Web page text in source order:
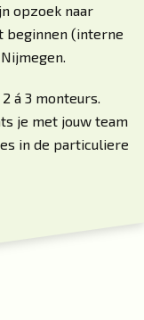
opzoek naar
beginnen (interne
á 3 monteurs.
je met jouw team
in de particuliere